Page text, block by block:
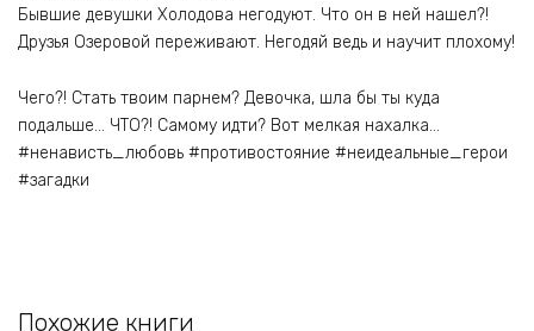
Бывшие девушки Холодова негодуют. Что он в ней нашел?!
Друзья Озеровой переживают. Негодяй ведь и научит плохому!
Чего?! Стать твоим парнем? Девочка, шла бы ты куда
подальше… ЧТО?! Самому идти? Вот мелкая нахалка…
#ненависть_любовь #противостояние #неидеальные_герои
#загадки
Похожие книги